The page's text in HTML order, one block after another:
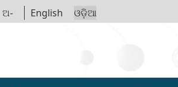
ଅ- English ଓଡ଼ିଆ